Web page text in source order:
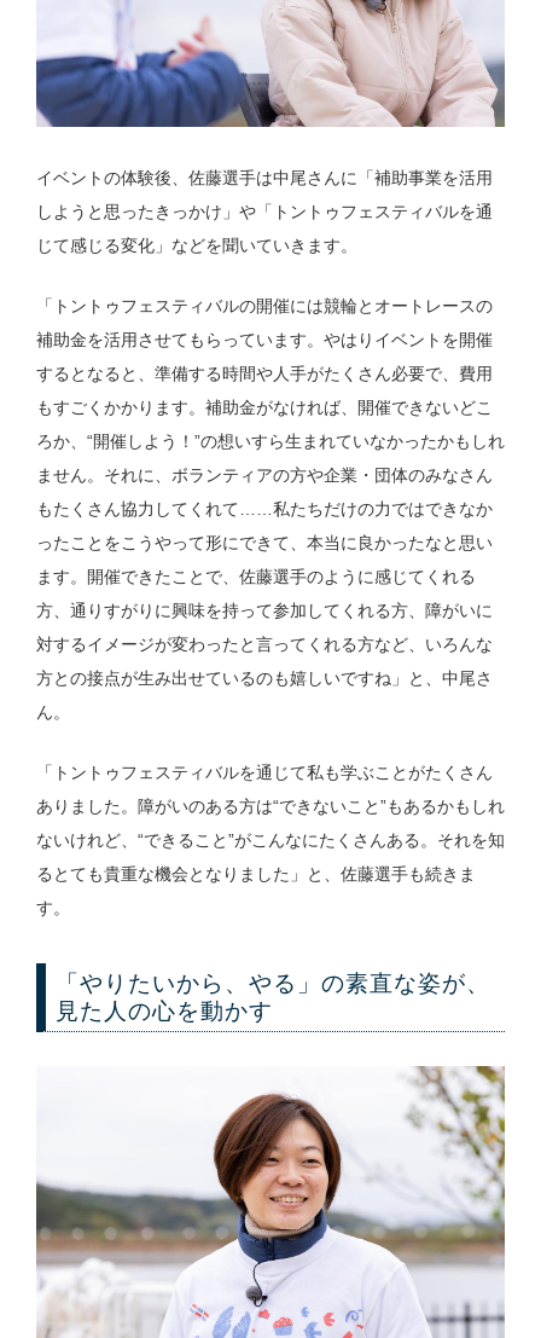
イベントの体験後、佐藤選手は中尾さんに「補助事業を活用
しようと思ったきっかけ」や「トントゥフェスティバルを通
じて感じる変化」などを聞いていきます。
「トントゥフェスティバルの開催には競輪とオートレースの
補助金を活用させてもらっています。やはりイベントを開催
するとなると、準備する時間や人手がたくさん必要で、費用
もすごくかかります。補助金がなければ、開催できないどこ
ろか、“開催しよう！”の想いすら生まれていなかったかもしれ
ません。それに、ボランティアの方や企業・団体のみなさん
もたくさん協力してくれて……私たちだけの力ではできなか
ったことをこうやって形にできて、本当に良かったなと思い
ます。開催できたことで、佐藤選手のように感じてくれる
方、通りすがりに興味を持って参加してくれる方、障がいに
対するイメージが変わったと言ってくれる方など、いろんな
方との接点が生み出せているのも嬉しいですね」と、中尾さ
ん。
「トントゥフェスティバルを通じて私も学ぶことがたくさん
ありました。障がいのある方は“できないこと”もあるかもしれ
ないけれど、“できること”がこんなにたくさんある。それを知
るとても貴重な機会となりました」と、佐藤選手も続きま
す。
「やりたいから、やる」の素直な姿が、
見た人の心を動かす